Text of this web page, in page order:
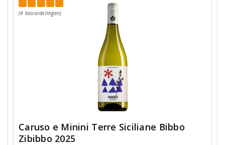
(4 beoordelingen)
Caruso e Minini Terre Siciliane Bibbo
Zibibbo 2025